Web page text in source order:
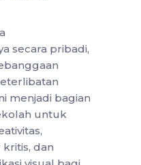
secara pribadi,
menjadi bagian
untuk
dan